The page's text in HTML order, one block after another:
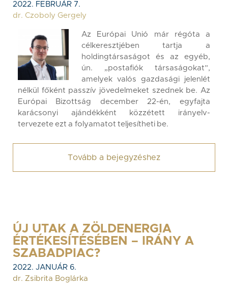
2022. FEBRUÁR 7.
dr. Czoboly Gergely
Az Európai Unió már régóta a
célkeresztjében tartja a
holdingtársaságot és az egyéb,
ún. „postafiók társaságokat”,
amelyek valós gazdasági jelenlét
nélkül főként passzív jövedelmeket szednek be. Az
Európai Bizottság december 22-én, egyfajta
karácsonyi ajándékként közzétett irányelv-
tervezete ezt a folyamatot teljesítheti be.
Tovább a bejegyzéshez
ÚJ UTAK A ZÖLDENERGIA
ÉRTÉKESÍTÉSÉBEN – IRÁNY A
SZABADPIAC?
2022. JANUÁR 6.
dr. Zsibrita Boglárka